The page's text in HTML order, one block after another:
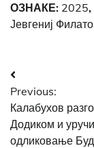
ОЗНАКЕ: 2025,
Јевгениј
Post
navigation
Previous:
Калабухов
Додиком и
одликовање